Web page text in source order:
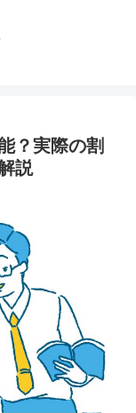
？実際の割
説